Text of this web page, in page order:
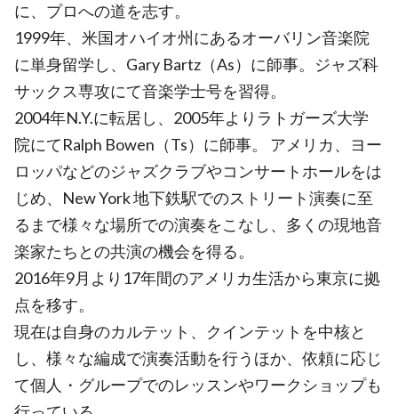
に、プロへの道を志す。
1999年、米国オハイオ州にあるオーバリン音楽院
に単身留学し、Gary Bartz（As）に師事。ジャズ科
サックス専攻にて音楽学士号を習得。
2004年N.Y.に転居し、2005年よりラトガーズ大学
院にてRalph Bowen（Ts）に師事。 アメリカ、ヨー
ロッパなどのジャズクラブやコンサートホールをは
じめ、New York 地下鉄駅でのストリート演奏に至
るまで様々な場所での演奏をこなし、多くの現地音
楽家たちとの共演の機会を得る。
2016年9月より17年間のアメリカ生活から東京に拠
点を移す。
現在は自身のカルテット、クインテットを中核と
し、様々な編成で演奏活動を行うほか、依頼に応じ
て個人・グループでのレッスンやワークショップも